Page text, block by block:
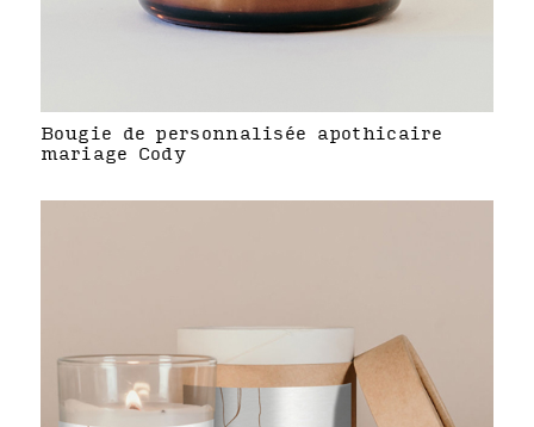
Bougie de personnalisée apothicaire
mariage Cody